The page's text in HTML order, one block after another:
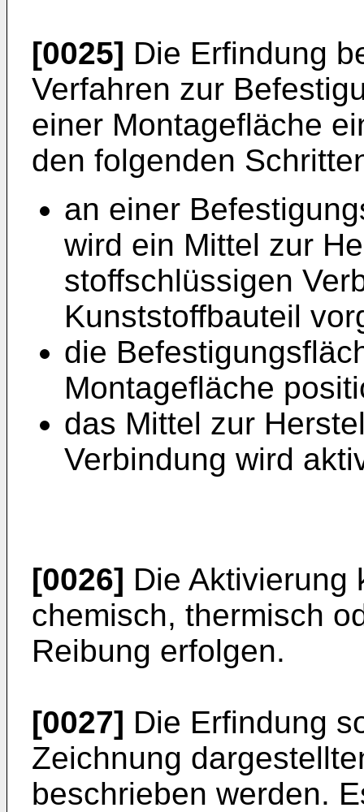
[0025] Die Erfindung
Verfahren zur
einer Montagefläche
den folgenden
an einer
wird ein Mittel zur
stoffschlüssigen
Kunststoffbauteil
die
Montagefläche
das Mittel zur
Verbindung wird
[0026] Die Aktivierung
chemisch, thermisch
Reibung erfolgen.
[0027] Die Erfindung
Zeichnung
beschrieben werden.